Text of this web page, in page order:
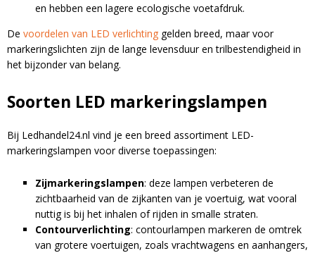
en hebben een lagere ecologische voetafdruk.
De voordelen van LED verlichting gelden breed, maar voor
markeringslichten zijn de lange levensduur en trilbestendigheid in
het bijzonder van belang.
Soorten LED markeringslampen
Bij Ledhandel24.nl vind je een breed assortiment LED-
markeringslampen voor diverse toepassingen:
Zijmarkeringslampen: deze lampen verbeteren de
zichtbaarheid van de zijkanten van je voertuig, wat vooral
nuttig is bij het inhalen of rijden in smalle straten.
Contourverlichting: contourlampen markeren de omtrek
van grotere voertuigen, zoals vrachtwagens en aanhangers,